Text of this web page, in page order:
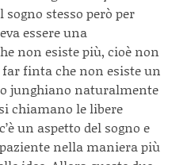
stesso però per
essere una
non esiste più, cioè non
finta che non esiste un
junghiano naturalmente
chiamano le libere
un aspetto del sogno e
nella maniera più